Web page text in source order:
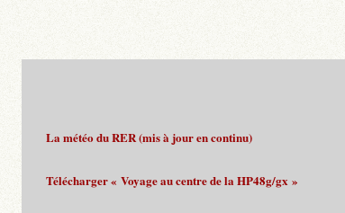
La météo du RER (mis à jour en continu)
Télécharger « Voyage au centre de la HP48g/gx »